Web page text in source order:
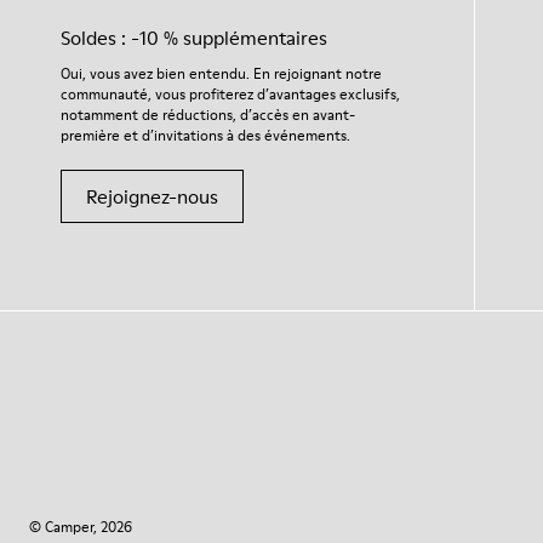
Soldes : -10 % supplémentaires
Oui, vous avez bien entendu. En rejoignant notre
communauté, vous profiterez d’avantages exclusifs,
notamment de réductions, d’accès en avant-
première et d’invitations à des événements.
Rejoignez-nous
© Camper, 2026